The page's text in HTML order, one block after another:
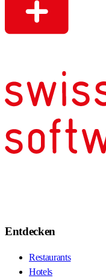
Entdecken
Restaurants
Hotels